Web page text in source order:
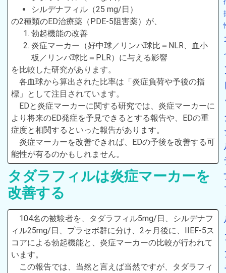
シルデナフィル（25 mg/日）
の2種類のED治療薬（PDE-5阻害薬）が、
勃起機能の改善
炎症マーカー（好中球／リンパ球比＝NLR、血小
板／リンパ球比＝PLR）に与える影響
を比較した研究があります。
各血球から算出された比率は「炎症負荷や予後の指
標」として注目されています。
EDと炎症マーカーに関する研究では、炎症マーカーに
より将来のED発症を予見できるとする報告や、EDの重
症度と相関するといった報告があります。
炎症マーカーを改善できれば、EDの予後を改善する可
能性が有るのかもしれません。
タダラフィルは炎症マーカーを
改善する
104名の被験者を、タダラフィル5mg/日、シルデナフ
ィル25mg/日、プラセボ群に分け、2ヶ月後に、IIEF-5ス
コアによる勃起機能と、炎症マーカーの比較が行われて
います。
この報告では、当然と言えば当然ですが、タダラフィ